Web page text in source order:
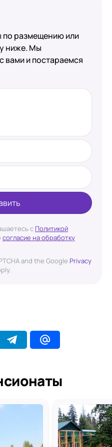
по размещению или
ниже. Мы
вами и постараемся
с Политикой
согласие на обработку
and the Google Privacy